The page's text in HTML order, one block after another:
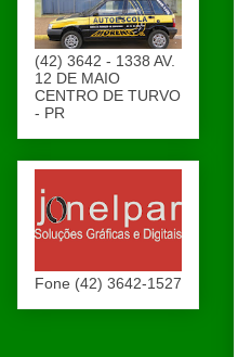
(42) 3642 - 1338 AV.
12 DE MAIO
CENTRO DE TURVO
- PR
Fone (42) 3642-1527